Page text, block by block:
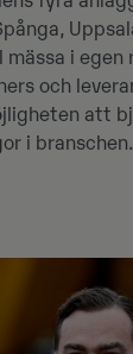
mässa i
och
att
i branschen.